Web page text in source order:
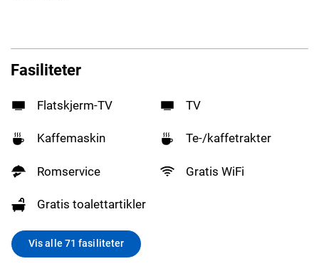
Fasiliteter
Flatskjerm-TV TV
Kaffemaskin Te-/kaffetrakter
Romservice Gratis WiFi
Gratis toalettartikler
Vis alle 71 fasiliteter